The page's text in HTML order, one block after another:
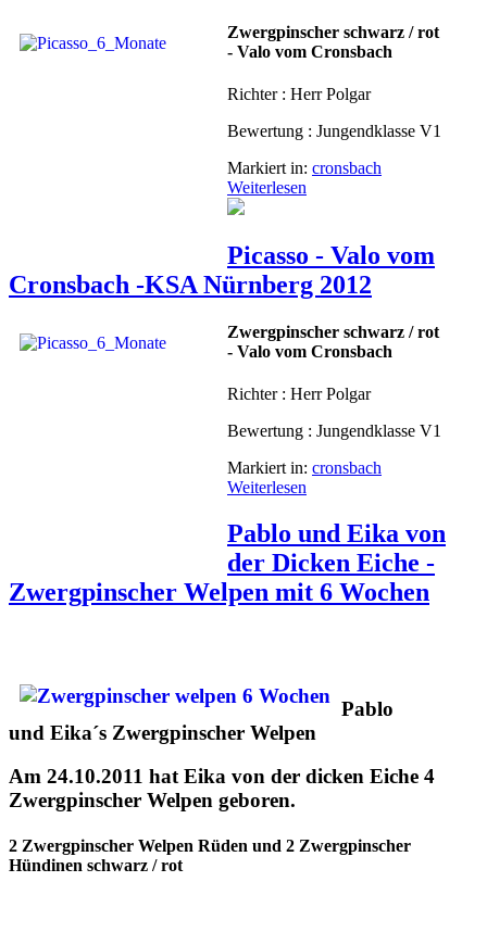
Zwergpinscher schwarz / rot
- Valo vom Cronsbach
Richter : Herr Polgar
Bewertung : Jungendklasse V1
Markiert in: cronsbach
Weiterlesen
Picasso - Valo vom
Cronsbach -KSA Nürnberg 2012
Zwergpinscher schwarz / rot
- Valo vom Cronsbach
Richter : Herr Polgar
Bewertung : Jungendklasse V1
Markiert in: cronsbach
Weiterlesen
Pablo und Eika von
der Dicken Eiche -
Zwergpinscher Welpen mit 6 Wochen
Pablo
und Eika´s Zwergpinscher Welpen
Am 24.10.2011 hat Eika von der dicken Eiche 4
Zwergpinscher Welpen geboren.
2 Zwergpinscher Welpen Rüden und 2 Zwergpinscher
Hündinen schwarz / rot